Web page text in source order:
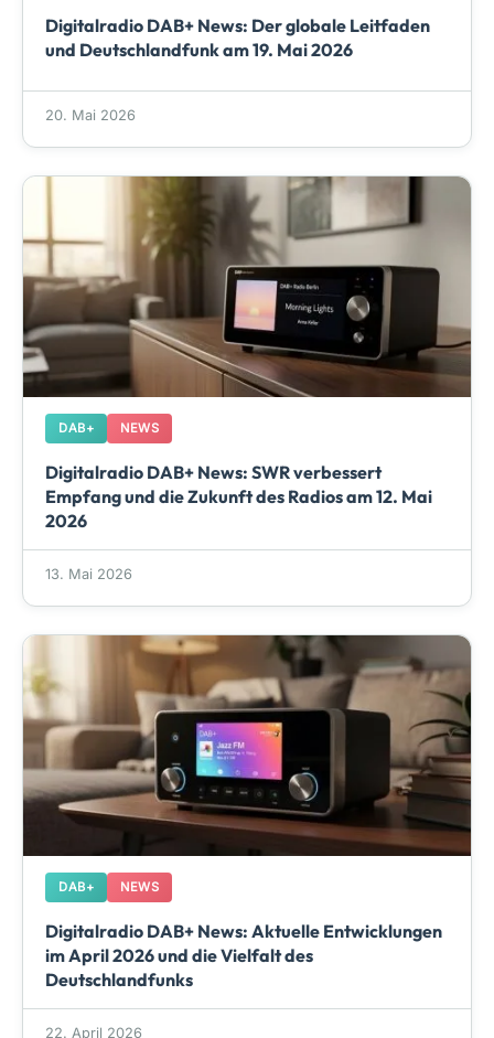
Digitalradio DAB+ News: Der globale Leitfaden
und Deutschlandfunk am 19. Mai 2026
20. Mai 2026
DAB+ NEWS
Digitalradio DAB+ News: SWR verbessert
Empfang und die Zukunft des Radios am 12. Mai
2026
13. Mai 2026
DAB+ NEWS
Digitalradio DAB+ News: Aktuelle Entwicklungen
im April 2026 und die Vielfalt des
Deutschlandfunks
22. April 2026